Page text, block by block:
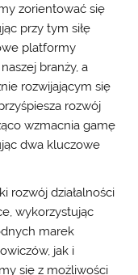
zorientować się
przy tym siłę
platformy
branży, a
rozwijającym się
rozwój
wzmacnia gamę
dwa kluczowe
rozwój działalności
wykorzystując
marek
jak i
się z możliwości